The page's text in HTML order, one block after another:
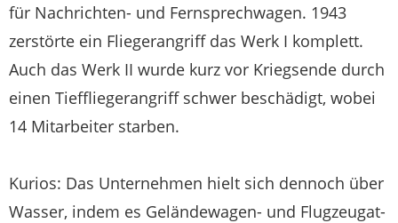
für Nachrichten- und Fernsprechwagen. 1943
zerstörte ein Fliegerangriff das Werk I komplett.
Auch das Werk II wurde kurz vor Kriegsende durch
einen Tieffliegerangriff schwer beschädigt, wobei
14 Mitarbeiter starben.
Kurios: Das Unternehmen hielt sich dennoch über
Wasser, indem es Geländewagen- und Flugzeugat­